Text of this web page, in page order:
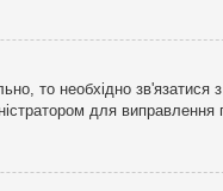
то необхідно зв'язатися
для виправлення